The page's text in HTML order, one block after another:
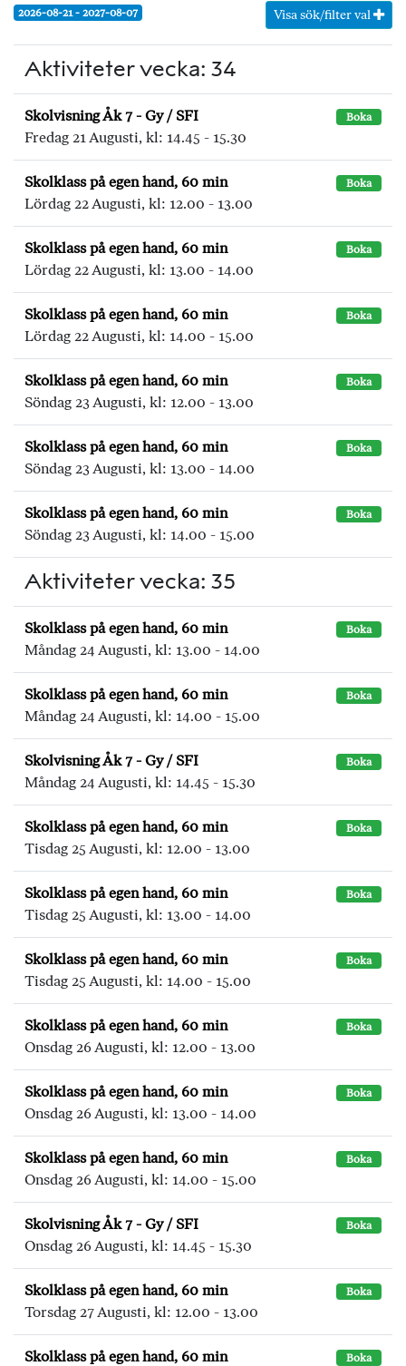
Visa sök/filter val
2026-08-21 - 2027-08-07
Aktiviteter vecka: 34
Skolvisning Åk 7 - Gy / SFI Boka
Fredag 21 Augusti, kl: 14.45 - 15.30
Skolklass på egen hand, 60 min Boka
Lördag 22 Augusti, kl: 12.00 - 13.00
Skolklass på egen hand, 60 min Boka
Lördag 22 Augusti, kl: 13.00 - 14.00
Skolklass på egen hand, 60 min Boka
Lördag 22 Augusti, kl: 14.00 - 15.00
Skolklass på egen hand, 60 min Boka
Söndag 23 Augusti, kl: 12.00 - 13.00
Skolklass på egen hand, 60 min Boka
Söndag 23 Augusti, kl: 13.00 - 14.00
Skolklass på egen hand, 60 min Boka
Söndag 23 Augusti, kl: 14.00 - 15.00
Aktiviteter vecka: 35
Skolklass på egen hand, 60 min Boka
Måndag 24 Augusti, kl: 13.00 - 14.00
Skolklass på egen hand, 60 min Boka
Måndag 24 Augusti, kl: 14.00 - 15.00
Skolvisning Åk 7 - Gy / SFI Boka
Måndag 24 Augusti, kl: 14.45 - 15.30
Skolklass på egen hand, 60 min Boka
Tisdag 25 Augusti, kl: 12.00 - 13.00
Skolklass på egen hand, 60 min Boka
Tisdag 25 Augusti, kl: 13.00 - 14.00
Skolklass på egen hand, 60 min Boka
Tisdag 25 Augusti, kl: 14.00 - 15.00
Skolklass på egen hand, 60 min Boka
Onsdag 26 Augusti, kl: 12.00 - 13.00
Skolklass på egen hand, 60 min Boka
Onsdag 26 Augusti, kl: 13.00 - 14.00
Skolklass på egen hand, 60 min Boka
Onsdag 26 Augusti, kl: 14.00 - 15.00
Skolvisning Åk 7 - Gy / SFI Boka
Onsdag 26 Augusti, kl: 14.45 - 15.30
Skolklass på egen hand, 60 min Boka
Torsdag 27 Augusti, kl: 12.00 - 13.00
Skolklass på egen hand, 60 min Boka